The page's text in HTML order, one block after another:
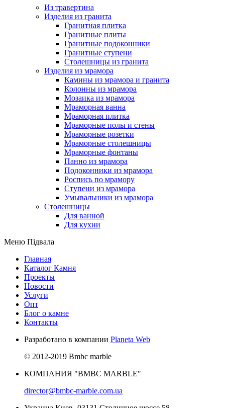
Из травертина
Изделия из гранита
Гранитная плитка
Гранитные плиты
Гранитные подоконники
Гранитные ступени
Столешницы из гранита
Изделия из мрамора
Камины из мрамора и гранита
Колонны из мрамора
Мозаика из мрамора
Мраморная ванна
Мраморная плитка
Мраморные полы и стены
Мраморные розетки
Мраморные столешницы
Мраморные фонтаны
Панно из мрамора
Подоконники из мрамора
Роспись по мрамору
Ступени из мрамора
Умывальники из мрамора
Столешницы
Для ванной
Для кухни
Меню Підвала
Главная
Каталог Камня
Проекты
Новости
Услуги
Опт
Блог о камне
Контакты
Разработано в компании Planeta Web
© 2012-2019 Bmbc marble
КОМПАНИЯ "BMBC MARBLE"
director@bmbc-marble.com.ua